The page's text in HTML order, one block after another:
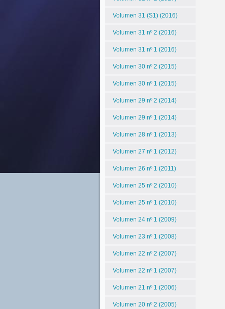
Volumen 31 (S1) (2016)
Volumen 31 nº 2 (2016)
Volumen 31 nº 1 (2016)
Volumen 30 nº 2 (2015)
Volumen 30 nº 1 (2015)
Volumen 29 nº 2 (2014)
Volumen 29 nº 1 (2014)
Volumen 28 nº 1 (2013)
Volumen 27 nº 1 (2012)
Volumen 26 nº 1 (2011)
Volumen 25 nº 2 (2010)
Volumen 25 nº 1 (2010)
Volumen 24 nº 1 (2009)
Volumen 23 nº 1 (2008)
Volumen 22 nº 2 (2007)
Volumen 22 nº 1 (2007)
Volumen 21 nº 1 (2006)
Volumen 20 nº 2 (2005)